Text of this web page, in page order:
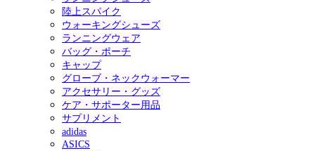
陸上スパイク
ウォーキングシューズ
ランニングウェア
バッグ・ポーチ
キャップ
グローブ・ネックウォーマー
アクセサリー・グッズ
ケア・サポーター用品
サプリメント
adidas
ASICS